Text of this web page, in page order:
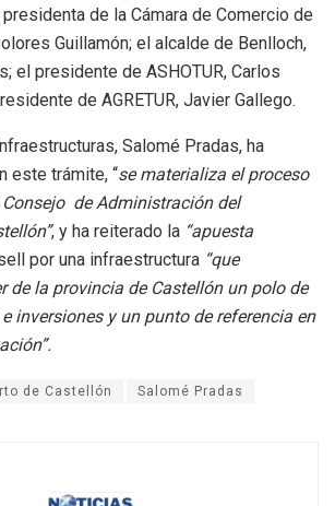
de la Cámara de Comercio de
Guillamón; el alcalde de Benlloch,
el presidente de ASHOTUR, Carlos
de AGRETUR, Javier Gallego.
Salomé Pradas, ha
este trámite, “se materializa el proceso
de Administración del
, y ha reiterado la “apuesta
por una infraestructura “que
de la provincia de Castellón un polo de
inversiones y un punto de referencia en
de Castellón Salomé Pradas